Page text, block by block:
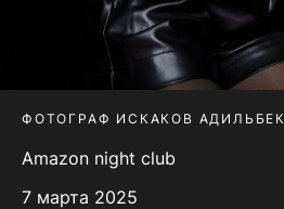
ФОТОГРАФ ИСКАКОВ АДИЛЬБЕК
Amazon night club
7 марта 2025